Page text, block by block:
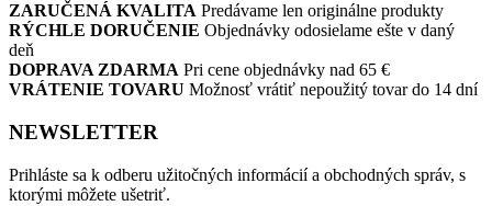
ZARUČENÁ KVALITA Predávame len originálne produkty
RÝCHLE DORUČENIE Objednávky odosielame ešte v daný
deň
DOPRAVA ZDARMA Pri cene objednávky nad 65 €
VRÁTENIE TOVARU Možnosť vrátiť nepoužitý tovar do 14 dní
NEWSLETTER
Prihláste sa k odberu užitočných informácií a obchodných správ, s
ktorými môžete ušetriť.